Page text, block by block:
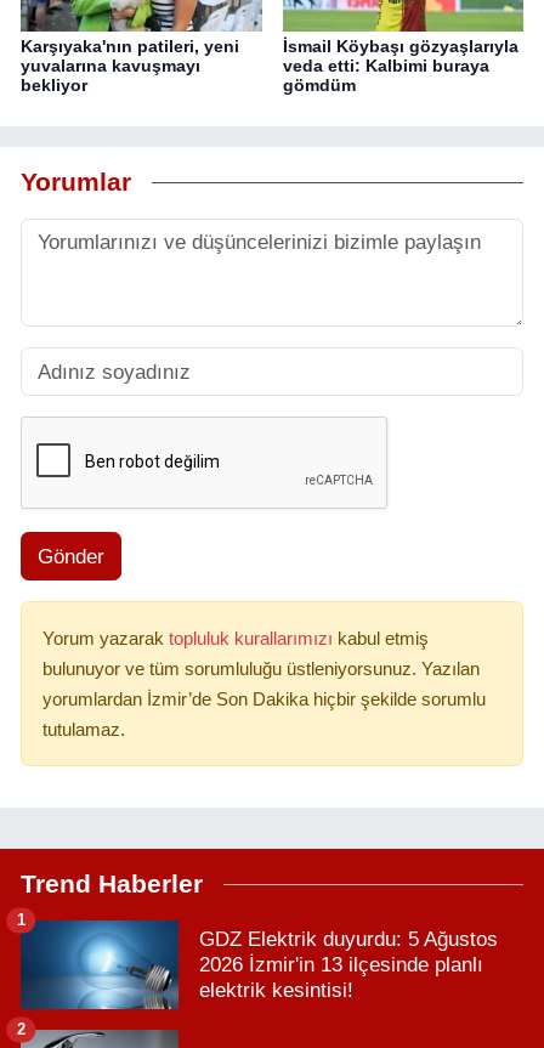
Karşıyaka'nın patileri, yeni
yuvalarına kavuşmayı
bekliyor
İsmail Köybaşı gözyaşlarıyla
veda etti: Kalbimi buraya
gömdüm
Yorumlar
Gönder
Yorum yazarak topluluk kurallarımızı kabul etmiş
bulunuyor ve tüm sorumluluğu üstleniyorsunuz. Yazılan
yorumlardan İzmir’de Son Dakika hiçbir şekilde sorumlu
tutulamaz.
Trend Haberler
GDZ Elektrik duyurdu: 5 Ağustos
2026 İzmir'in 13 ilçesinde planlı
elektrik kesintisi!
1
2